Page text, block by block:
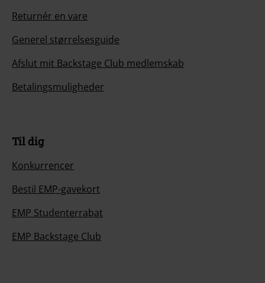
Returnér en vare
Generel størrelsesguide
Afslut mit Backstage Club medlemskab
Betalingsmuligheder
Til dig
Konkurrencer
Bestil EMP-gavekort
EMP Studenterrabat
EMP Backstage Club